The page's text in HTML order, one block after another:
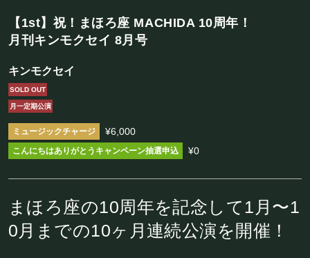
機材リスト
SCHEDULE
スケジュール
RESERVATION
予約・当日の流れ
【1st】祝！まほろ座 MACHIDA 10周年！
月刊キンモクセイ 8月号
キンモクセイ
SOLD OUT
月一定期公演
¥6,000
¥0
まほろ座の10周年を記念して1月〜1
0月までの10ヶ月連続公演を開催！